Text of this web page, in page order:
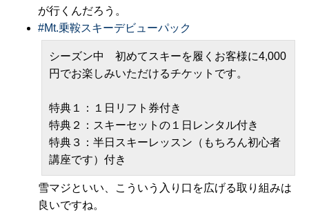
が行くんだろう。
#Mt.乗鞍スキーデビューパック
シーズン中 初めてスキーを履くお客様に4,000
円でお楽しみいただけるチケットです。
特典１：１日リフト券付き
特典２：スキーセットの１日レンタル付き
特典３：半日スキーレッスン（もちろん初心者
講座です）付き
雪マジといい、こういう入り口を広げる取り組みは
良いですね。